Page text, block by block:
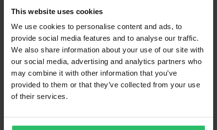
This website uses cookies
We use cookies to personalise content and ads, to
provide social media features and to analyse our traffic.
We also share information about your use of our site with
our social media, advertising and analytics partners who
may combine it with other information that you’ve
provided to them or that they’ve collected from your use
of their services.
Spedizione e consegna
Termini e condizioni
Pagamento
Informativa sulla Privacy
Restituzioni
Diritto di recesso
Stato dell'ordine
Reclami & Controversie
Informazioni sul riciclo
Chi siamo xlmoto.it
Dichiarazione di conformità
Servizio Clienti info@xlmoto.it